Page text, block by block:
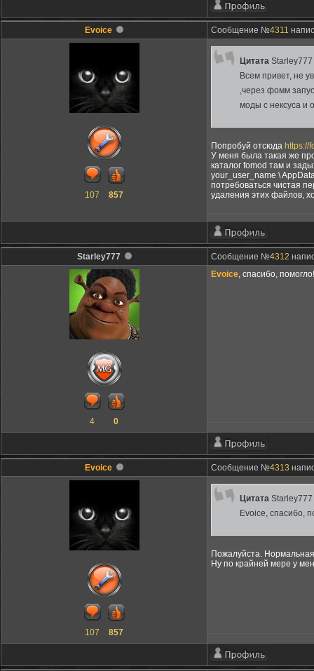
Evoice Сообщение №4311
107 857
Цитата Starley777
Всем привет, не
,через фомм
моды с нексуса и
Попробуй отсюда https://
У меня была такая же
каталог fomod там и
your_user_name \
потребоваться чистая
удаления этих файлов,
Starley777 Сообщение №4312
4 0
Evoice, cпасибо,
Evoice Сообщение №4313
107 857
Цитата Starley777
Evoice, cпасибо,
Пожалуйста.
Ну по крайней мере у